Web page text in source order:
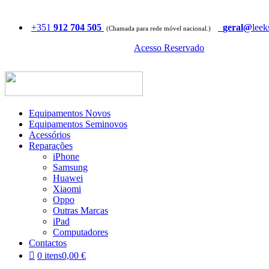
+351 912 704 505 (Chamada para rede móvel nacional.) geral@
Acesso Reservado
Equipamentos Novos
Equipamentos Seminovos
Acessórios
Reparações
iPhone
Samsung
Huawei
Xiaomi
Oppo
Outras Marcas
iPad
Computadores
Contactos
0 itens0,00 €